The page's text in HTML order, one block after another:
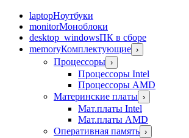
laptopНоутбуки
monitorМоноблоки
desktop_windowsПК в сборе
memoryКомплектующие ›
Процессоры ›
Процессоры Intel
Процессоры AMD
Материнские платы ›
Мат.платы Intel
Мат.платы AMD
Оперативная память ›